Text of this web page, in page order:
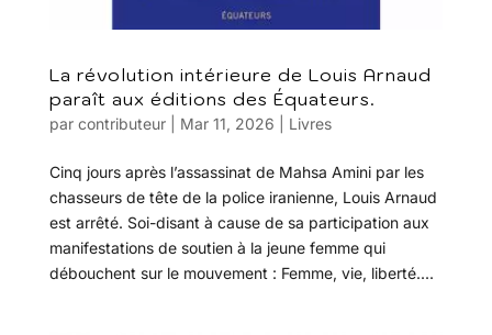
La révolution intérieure de Louis Arnaud
paraît aux éditions des Équateurs.
par contributeur| Mar 11, 2026 Livres
Cinq jours après l’assassinat de Mahsa Amini par les
chasseurs de tête de la police iranienne, Louis Arnaud
est arrêté. Soi-disant à cause de sa participation aux
manifestations de soutien à la jeune femme qui
débouchent sur le mouvement : Femme, vie, liberté....